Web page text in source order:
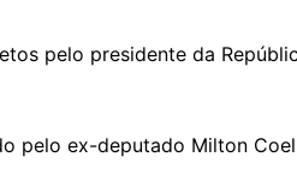
pelo presidente da
pelo ex-deputado Milton